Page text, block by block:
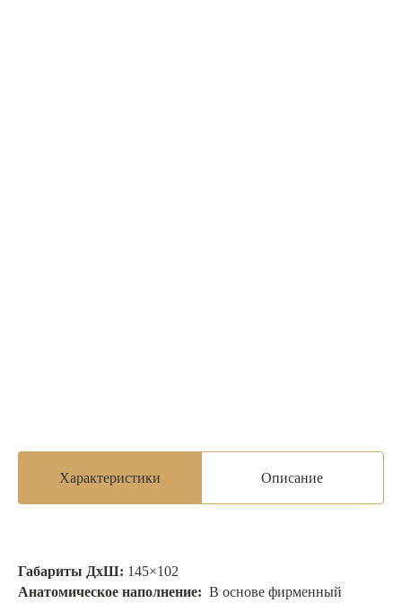
Характеристики Описание
Габариты ДхШ: 145×102
Анатомическое наполнение: В основе фирменный